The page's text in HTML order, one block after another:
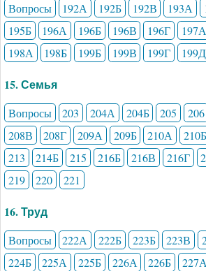
Вопросы 192А 192Б 192В 193А
195Б
196А 196Б 196В 196Г 197А
198А
198Б 199Б 199В 199Г 199Д
15. Семья
Вопросы 203 204А 204Б 205 206
208В
208Г 209А 209Б 210А 210Б
213
214Б 215 216Б 216В 216Г
219
220 221
16. Труд
Вопросы 222А 222Б 223Б 223В
224Б
225А 225Б 226А 226Б 227А